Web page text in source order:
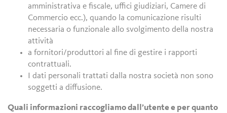
amministrativa e fiscale, uffici giudiziari, Camere di
Commercio ecc.), quando la comunicazione risulti
necessaria o funzionale allo svolgimento della nostra
attività
a fornitori/produttori al fine di gestire i rapporti
contrattuali.
I dati personali trattati dalla nostra società non sono
soggetti a diffusione.
Quali informazioni raccogliamo dall’utente e per quanto